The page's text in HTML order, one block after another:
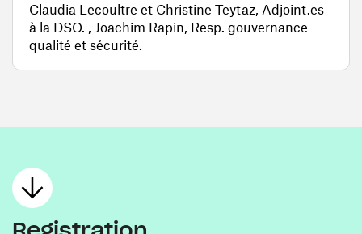
Claudia Lecoultre et Christine Teytaz, Adjoint.es
à la DSO. , Joachim Rapin, Resp. gouvernance
qualité et sécurité.